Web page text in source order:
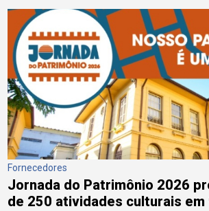
Fornecedores
Jornada do Patrimônio 2026
de 250 atividades culturais em